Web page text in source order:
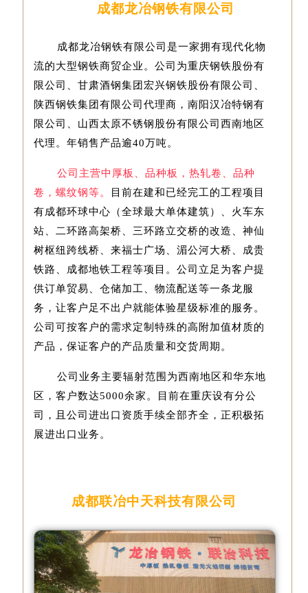
成都龙冶钢铁有限公司
成都龙冶钢铁有限公司是一家拥有现代化物
流的大型钢铁商贸企业。公司为重庆钢铁股份有
限公司、甘肃酒钢集团宏兴钢铁股份有限公司、
陕西钢铁集团有限公司代理商，南阳汉冶特钢有
限公司、山西太原不锈钢股份有限公司西南地区
代理。年销售产品逾40万吨。
公司主营中厚板、品种板，热轧卷、品种
卷，螺纹钢等。
目前在建和已经完工的工程项目
有成都环球中心（全球最大单体建筑）、火车东
站、二环路高架桥、三环路立交桥的改造、神仙
树枢纽跨线桥、来福士广场、湄公河大桥、成贵
铁路、成都地铁工程等项目。公司立足为客户提
供订单贸易、仓储加工、物流配送等一条龙服
务，让客户足不出户就能体验星级标准的服务。
公司可按客户的需求定制特殊的高附加值材质的
产品，保证客户的产品质量和交货周期。
公司业务主要辐射范围为西南地区和华东地
区，客户数达5000余家。目前在重庆设有分公
司，且公司进出口资质手续全部齐全，正积极拓
展进出口业务。
成都联冶中天科技有限公司